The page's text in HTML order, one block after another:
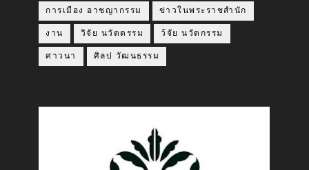
การเมือง อาชญากรรม ข่าวในพระราชสำนัก
งาน วิจัย นวัตดรรม ว้จัย นวัตกรรม
ศาวนา ศิลป วัฒนธรรม